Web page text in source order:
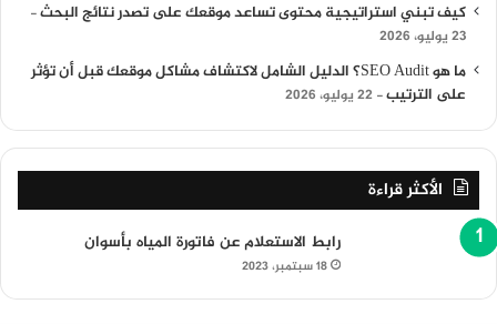
كيف تبني استراتيجية محتوى تساعد موقعك على تصدر نتائج البحث
23 يوليو، 2026
ما هو SEO Audit؟ الدليل الشامل لاكتشاف مشاكل موقعك قبل أن تؤثر
على الترتيب 22 يوليو، 2026
الأكثر قراءة
رابط الاستعلام عن فاتورة المياه بأسوان
18 سبتمبر، 2023